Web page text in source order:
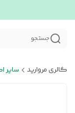
جستجو
گالری مروارید سایر